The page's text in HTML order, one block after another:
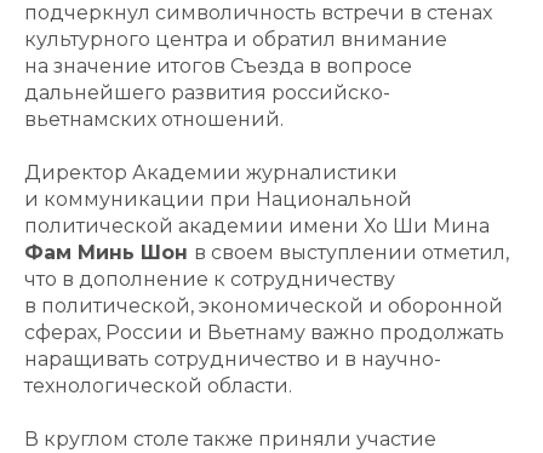
подчеркнул символичность встречи в стенах
культурного центра и обратил внимание
на значение итогов Съезда в вопросе
дальнейшего развития российско-
вьетнамских отношений.
Директор Академии журналистики
и коммуникации при Национальной
политической академии имени Хо Ши Мина
Фам Минь Шон в своем выступлении отметил,
что в дополнение к сотрудничеству
в политической, экономической и оборонной
сферах, России и Вьетнаму важно продолжать
наращивать сотрудничество и в научно-
технологической области.
В круглом столе также приняли участие